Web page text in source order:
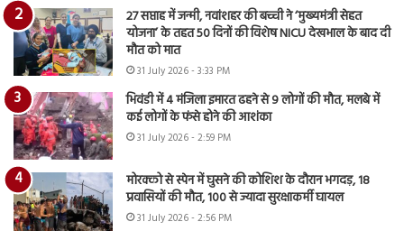
27 सप्ताह में जन्मी, नवांशहर की बच्ची ने ‘मुख्यमंत्री सेहत
योजना’ के तहत 50 दिनों की विशेष NICU देखभाल के बाद दी
मौत को मात
31 July 2026 - 3:33 PM
भिवंडी में 4 मंजिला इमारत ढहने से 9 लोगों की मौत, मलबे में
कई लोगों के फंसे होने की आशंका
31 July 2026 - 2:59 PM
मोरक्को से स्पेन में घुसने की कोशिश के दौरान भगदड़, 18
प्रवासियों की मौत, 100 से ज्यादा सुरक्षाकर्मी घायल
31 July 2026 - 2:56 PM